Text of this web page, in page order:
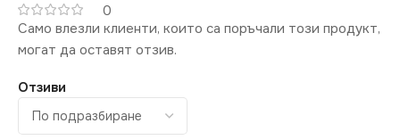
0
Отзиви
Само влезли клиенти, които са поръчали този продукт,
могат да оставят отзив.